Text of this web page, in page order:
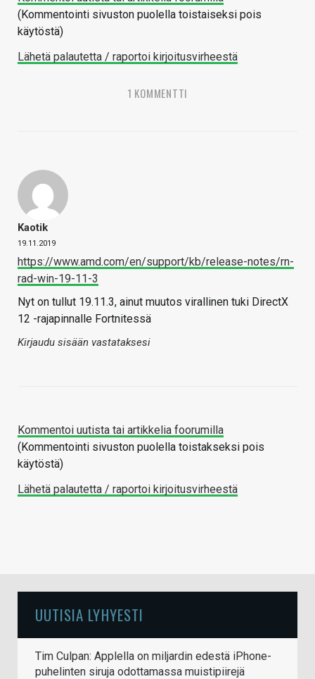
(Kommentointi sivuston puolella toistaiseksi pois
käytöstä)
Lähetä palautetta / raportoi kirjoitusvirheestä
1 KOMMENTTI
Kaotik
19.11.2019
https://www.amd.com/en/support/kb/release-notes/rn-
rad-win-19-11-3
Nyt on tullut 19.11.3, ainut muutos virallinen tuki DirectX
12 -rajapinnalle Fortnitessä
Kirjaudu sisään vastataksesi
Kommentoi uutista tai artikkelia foorumilla
(Kommentointi sivuston puolella toistakseksi pois
käytöstä)
Lähetä palautetta / raportoi kirjoitusvirheestä
UUTISIA LYHYESTI
Tim Culpan: Applella on miljardin edestä iPhone-
puhelinten siruja odottamassa muistipiirejä